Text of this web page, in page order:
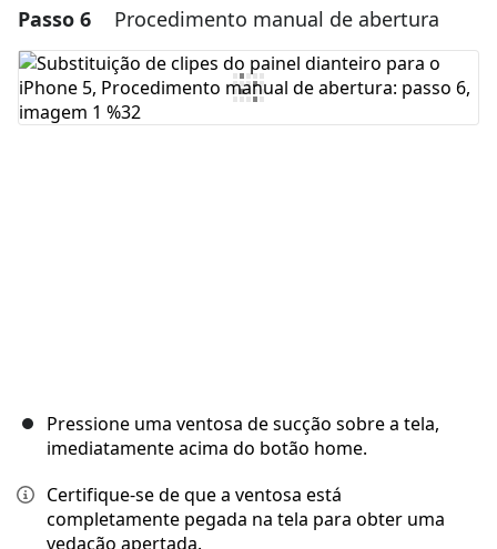
Adicionar um comentário
Comentar
Passo 6 Procedimento manual de abertura
Pressione uma ventosa de sucção sobre a tela,
imediatamente acima do botão home.
Certifique-se de que a ventosa está
completamente pegada na tela para obter uma
vedação apertada.